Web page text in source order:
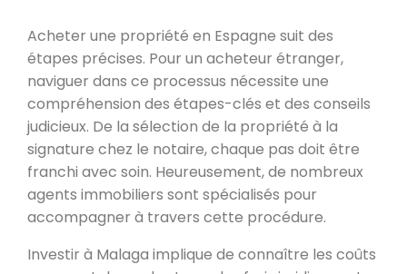
Acheter une propriété en Espagne suit des
étapes précises. Pour un acheteur étranger,
naviguer dans ce processus nécessite une
compréhension des étapes-clés et des conseils
judicieux. De la sélection de la propriété à la
signature chez le notaire, chaque pas doit être
franchi avec soin. Heureusement, de nombreux
agents immobiliers sont spécialisés pour
accompagner à travers cette procédure.
Investir à Malaga implique de connaître les coûts